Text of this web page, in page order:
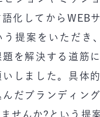
化してからWEB
う提案をいただき
を解決する道筋
しました。具体
んだブランディン
せんか?という提